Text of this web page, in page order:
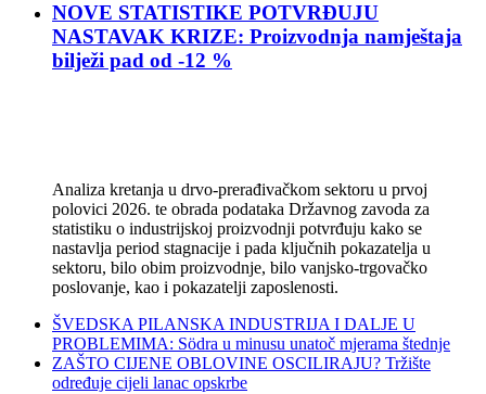
NOVE STATISTIKE POTVRĐUJU
NASTAVAK KRIZE: Proizvodnja namještaja
bilježi pad od -12 %
Analiza kretanja u drvo-prerađivačkom sektoru u prvoj
polovici 2026. te obrada podataka Državnog zavoda za
statistiku o industrijskoj proizvodnji potvrđuju kako se
nastavlja period stagnacije i pada ključnih pokazatelja u
sektoru, bilo obim proizvodnje, bilo vanjsko-trgovačko
poslovanje, kao i pokazatelji zaposlenosti.
ŠVEDSKA PILANSKA INDUSTRIJA I DALJE U
PROBLEMIMA: Södra u minusu unatoč mjerama štednje
ZAŠTO CIJENE OBLOVINE OSCILIRAJU? Tržište
određuje cijeli lanac opskrbe